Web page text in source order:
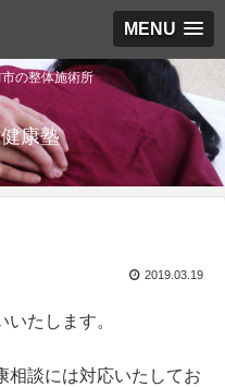
MENU
の整体施術所
康塾
2019.03.19
たします。
相談には対応いたしてお